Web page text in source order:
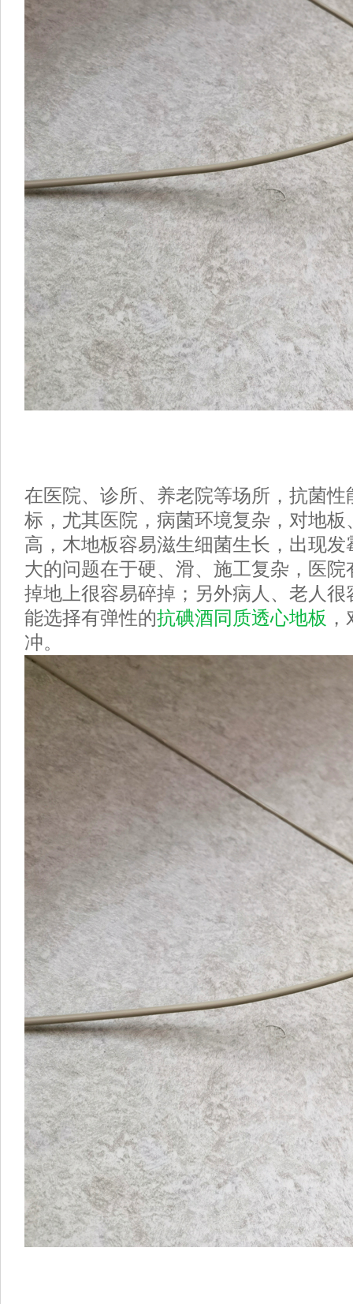
在医院、诊所、养老院等场所，抗菌性
标，尤其医院，病菌环境复杂，对地板
高，木地板容易滋生细菌生长，出现
大的问题在于硬、滑、施工复杂，医
掉地上很容易碎掉；另外病人、老人很
能选择有弹性的抗碘酒同质透心地板
冲。